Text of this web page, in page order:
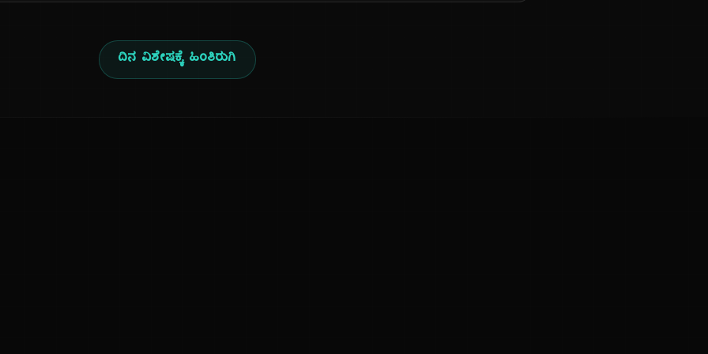
ದಿನ ವಿಶೇಷಕ್ಕೆ ಹಿಂತಿರುಗಿ